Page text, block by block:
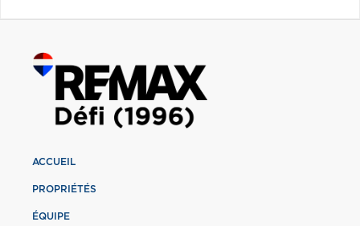
ACCUEIL
PROPRIÉTÉS
ÉQUIPE